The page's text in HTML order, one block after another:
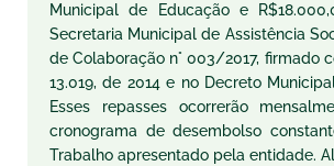
Municipal de Educação e
Secretaria Municipal de Assistência
de Colaboração n° 003/2017, firmado
13.019, de 2014 e no Decreto
Esses repasses ocorrerão
cronograma de desembolso
Trabalho apresentado pela entidade.